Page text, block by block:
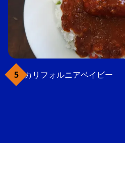
カリフォルニアベイビー